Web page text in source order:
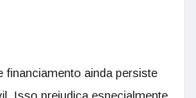
financiamento ainda persiste
Isso prejudica especialmente